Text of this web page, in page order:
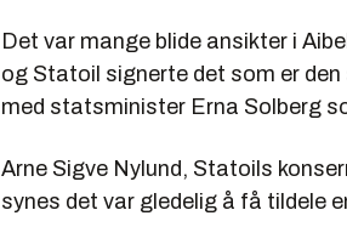
Det var mange blide ansikter i
og Statoil signerte det som er
med statsminister Erna Solberg
Arne Sigve Nylund, Statoils
synes det var gledelig å få tildele